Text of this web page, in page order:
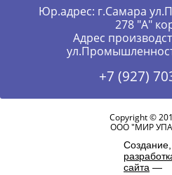
Юр.адрес: г.Самара
278 "А"
Адрес
+7 (927)
Copyright ©
ООО "МИР
Создание,
сайта —